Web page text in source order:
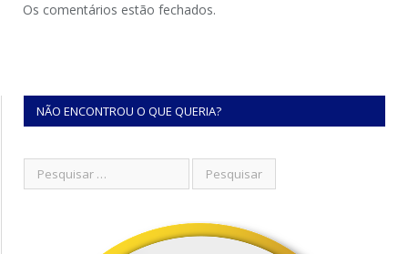
Os comentários estão fechados.
NÃO ENCONTROU O QUE QUERIA?